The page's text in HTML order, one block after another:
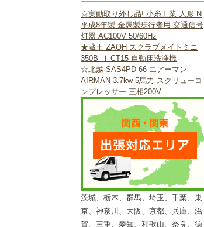
☆実動取り外し品! 小糸工業 人形 N
平成8年製 金属製歩行者用 交通信号
灯器 AC100V 50/60Hz
★蔵王 ZAOH スクラブメイトミニ
350B-Ⅱ CT15 自動床洗浄機
☆北越 SAS4PD-66 エアーマン
AIRMAN 3.7kw 5馬力 スクリューコ
ンプレッサー 三相200V
茨城、栃木、群馬、埼玉、千葉、東
京、神奈川、大阪、京都、兵庫、滋
賀、三重、愛知、和歌山、奈良、徳